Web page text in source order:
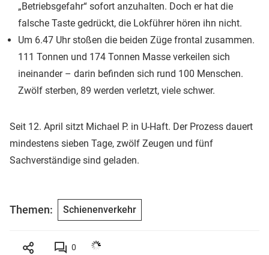
„Betriebsgefahr“ sofort anzuhalten. Doch er hat die
falsche Taste gedrückt, die Lokführer hören ihn nicht.
Um 6.47 Uhr stoßen die beiden Züge frontal zusammen.
111 Tonnen und 174 Tonnen Masse verkeilen sich
ineinander – darin befinden sich rund 100 Menschen.
Zwölf sterben, 89 werden verletzt, viele schwer.
Seit 12. April sitzt Michael P. in U-Haft. Der Prozess dauert
mindestens sieben Tage, zwölf Zeugen und fünf
Sachverständige sind geladen.
Themen: Schienenverkehr
0